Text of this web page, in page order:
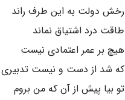
رخش دولت به این طرف راند
طاقت درد اشتیاق نماند
هیچ بر عمر اعتمادی نیست
که شد از دست و نیست تدبیری
تو بیا پیش از آن که من بروم